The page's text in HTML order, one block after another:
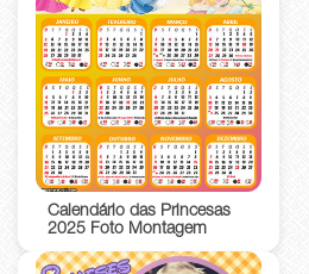
Calendário das Princesas
2025 Foto Montagem